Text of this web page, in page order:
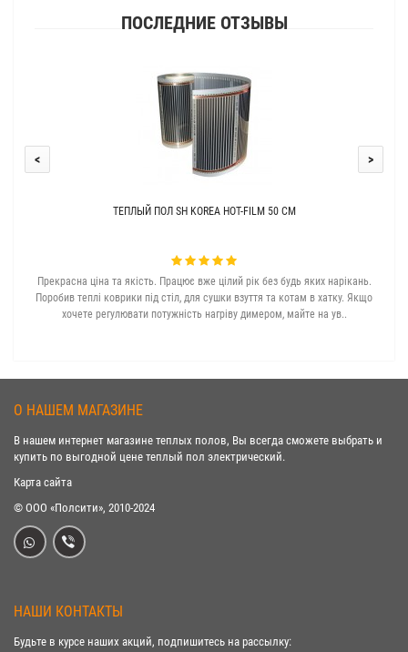
ПОСЛЕДНИЕ ОТЗЫВЫ
ТЕПЛЫЙ ПОЛ SH KOREA HOT-FILM 50 СМ
Прекрасна ціна та якість. Працює вже цілий рік без будь яких нарікань.
Поробив теплі коврики під стіл, для сушки взуття та котам в хатку. Якщо
хочете регулювати потужність нагріву димером, майте на ув..
< >
О НАШЕМ МАГАЗИНЕ
В нашем интернет магазине теплых полов, Вы всегда сможете выбрать и
купить по выгодной цене теплый пол электрический.
Карта сайта
© ООО «Полсити», 2010-2024
НАШИ КОНТАКТЫ
Будьте в курсе наших акций, подпишитесь на рассылку: